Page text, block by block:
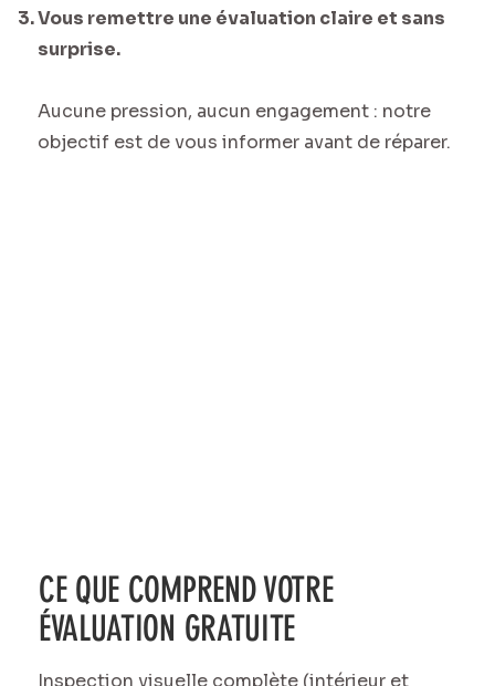
Vous remettre une évaluation claire et sans
surprise.
Aucune pression, aucun engagement : notre
objectif est de vous informer avant de réparer.
CE QUE COMPREND VOTRE
ÉVALUATION GRATUITE
Inspection visuelle complète (intérieur et